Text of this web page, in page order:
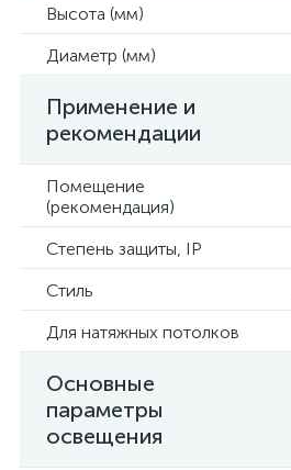
Высота (мм)
Диаметр (мм)
Применение и
рекомендации
Помещение
(рекомендация)
Степень защиты, IP
Стиль
Для натяжных потолков
Основные
параметры
освещения